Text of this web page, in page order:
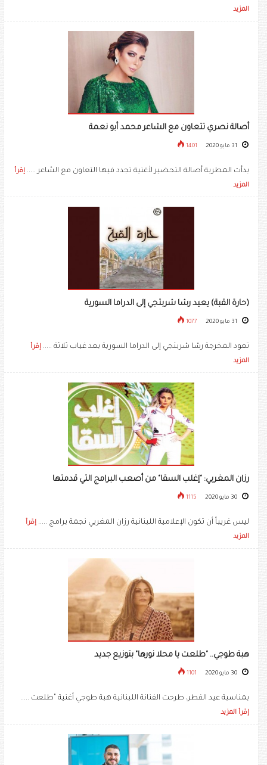
المزيد
أصالة نصري تتعاون مع الشاعر محمد أبو نعمة
1401
بدأت المطربة أصالة التحضير لأغنية تجدد فيها التعاون مع الشاعر ..... إقرأ
المزيد
(حارة القبة) يعيد رشا شربتجي إلى الدراما السورية
1077
تعود المخرجة رشا شربتجي إلى الدراما السورية بعد غياب ثلاثة ..... إقرأ
المزيد
رزان المغربي: "إغلب السقا" من أصعب البرامج التي قدمتها
1115
ليس غريباً أن تكون الإعلامية اللبنانية رزان المغربي نجمة برامج ..... إقرأ
المزيد
هبة طوجي.. "طلعت يا محلا نورها" بتوزيع جديد
1101
بمناسبة عيد الفطر، طرحت الفنانة اللبنانية هبة طوجي أغنية "طلعت .....
إقرأ المزيد